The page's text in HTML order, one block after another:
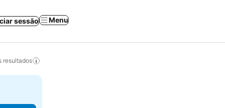
sessão Menu
resultados